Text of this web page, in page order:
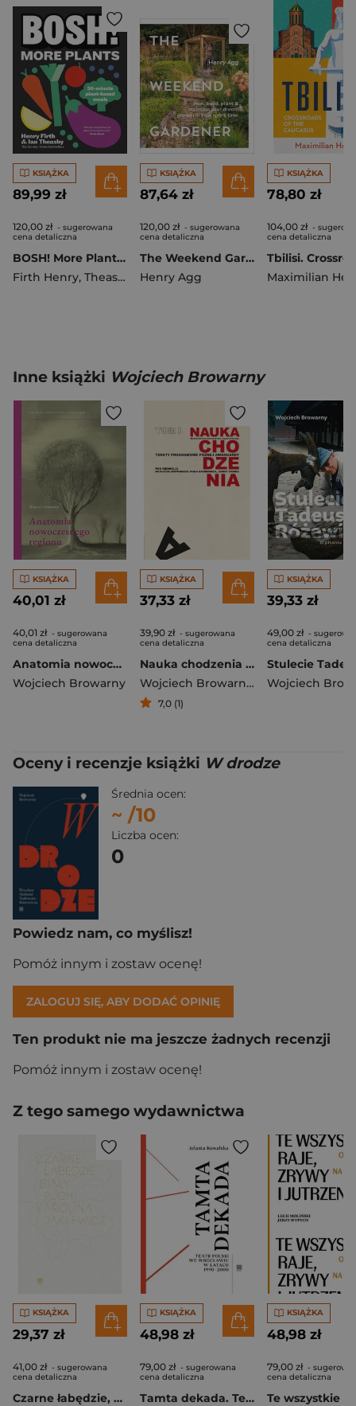
KSIĄŻKA
89,99 zł
120,00 zł - sugerowana
cena detaliczna
BOSH! More Plants. 30-minute Plant-based Meals
Firth Henry, Theasby Ian
KSIĄŻKA
87,64 zł
120,00 zł - sugerowana
cena detaliczna
The Weekend Gardener. Plan, Build, Plant & Maintain Your Dream Garden in Your Spare Time
Henry Agg
KSIĄŻKA
78,80 zł
104,00 zł -
cena detaliczna
Maximilian
Inne książki Wojciech Browarny
KSIĄŻKA
40,01 zł
40,01 zł - sugerowana
cena detaliczna
Anatomia nowoczesnego regionu Od Grazii Deleddy do Salvatore Mereu
Wojciech Browarny
KSIĄŻKA
37,33 zł
39,90 zł - sugerowana
cena detaliczna
Nauka chodzenia Tom 1 Teksty programowe późnej awangardy
Wojciech Browarny, Paweł
7,0 (1)
KSIĄŻKA
39,33 zł
49,00 zł -
cena detaliczna
Wojciech
Oceny i recenzje książki W drodze
Średnia ocen:
~ /10
Liczba ocen:
0
Powiedz nam, co myślisz!
Pomóż innym i zostaw ocenę!
ZALOGUJ SIĘ, ABY DODAĆ OPINIĘ
Ten produkt nie ma jeszcze żadnych recenzji
Pomóż innym i zostaw ocenę!
Z tego samego wydawnictwa
KSIĄŻKA
29,37 zł
41,00 zł - sugerowana
cena detaliczna
Czarne łabędzie, biały puch
KSIĄŻKA
48,98 zł
79,00 zł - sugerowana
cena detaliczna
Tamta dekada. Teatr Polski we Wrocławiu w latach 1990-2000
KSIĄŻKA
48,98 zł
79,00 zł -
cena detaliczna